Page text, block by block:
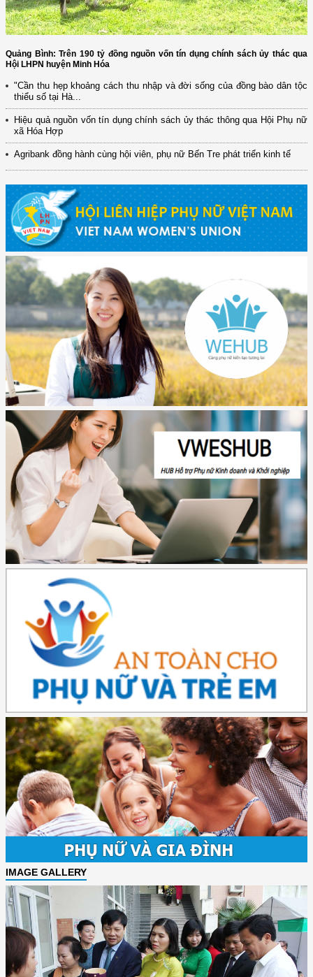
Quảng Bình: Trên 190 tỷ đồng nguồn vốn tín dụng chính sách ủy thác qua
Hội LHPN huyện Minh Hóa
"Cần thu hẹp khoảng cách thu nhập và đời sống của đồng bào dân tộc
thiểu số tại Hà...
Hiệu quả nguồn vốn tín dụng chính sách ủy thác thông qua Hội Phụ nữ
xã Hóa Hợp
Agribank đồng hành cùng hội viên, phụ nữ Bến Tre phát triển kinh tế
IMAGE GALLERY